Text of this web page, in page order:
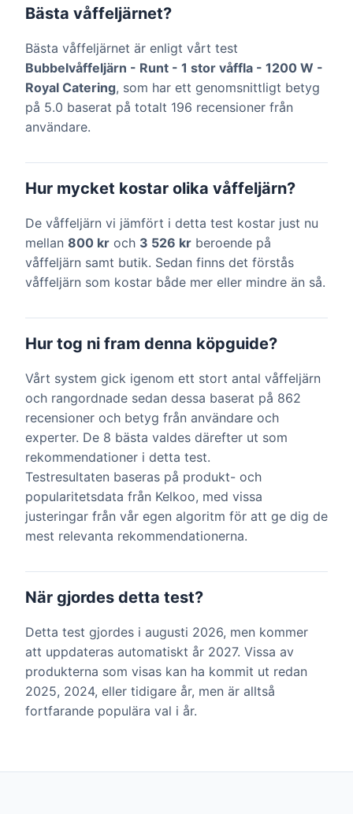
Bästa våffeljärnet?
Bästa våffeljärnet är enligt vårt test
Bubbelvåffeljärn - Runt - 1 stor våffla - 1200 W -
Royal Catering, som har ett genomsnittligt betyg
på 5.0 baserat på totalt 196 recensioner från
användare.
Hur mycket kostar olika våffeljärn?
De våffeljärn vi jämfört i detta test kostar just nu
mellan 800 kr och 3 526 kr beroende på
våffeljärn samt butik. Sedan finns det förstås
våffeljärn som kostar både mer eller mindre än så.
Hur tog ni fram denna köpguide?
Vårt system gick igenom ett stort antal våffeljärn
och rangordnade sedan dessa baserat på 862
recensioner och betyg från användare och
experter. De 8 bästa valdes därefter ut som
rekommendationer i detta test.
Testresultaten baseras på produkt- och
popularitetsdata från Kelkoo, med vissa
justeringar från vår egen algoritm för att ge dig de
mest relevanta rekommendationerna.
När gjordes detta test?
Detta test gjordes i augusti 2026, men kommer
att uppdateras automatiskt år 2027. Vissa av
produkterna som visas kan ha kommit ut redan
2025, 2024, eller tidigare år, men är alltså
fortfarande populära val i år.